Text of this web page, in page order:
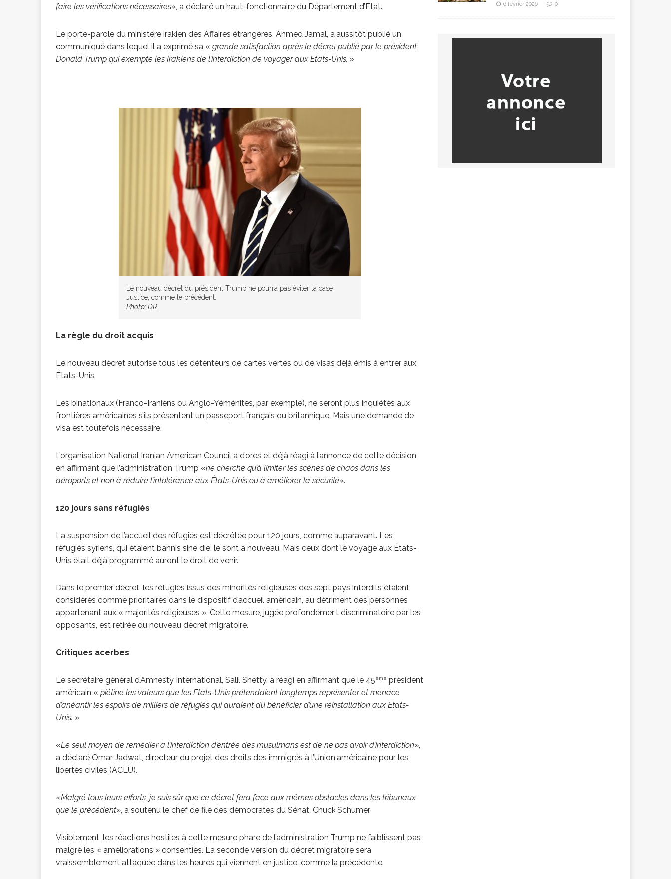
faire les vérifications nécessaires», a déclaré un haut-fonctionnaire du Département d’Etat.
Le porte-parole du ministère irakien des Affaires étrangères, Ahmed Jamal, a aussitôt publié un
communiqué dans lequel il a exprimé sa « grande satisfaction après le décret publié par le président
Donald Trump qui exempte les Irakiens de l’interdiction de voyager aux Etats-Unis. »
Le nouveau décret du président Trump ne pourra pas éviter la case
Justice, comme le précédent.
Photo: DR
La règle du droit acquis
Le nouveau décret autorise tous les détenteurs de cartes vertes ou de visas déjà émis à entrer aux
États-Unis.
Les binationaux (Franco-Iraniens ou Anglo-Yéménites, par exemple), ne seront plus inquiétés aux
frontières américaines s’ils présentent un passeport français ou britannique. Mais une demande de
visa est toutefois nécessaire.
L’organisation National Iranian American Council a d’ores et déjà réagi à l’annonce de cette décision
en affirmant que l’administration Trump «ne cherche qu’à limiter les scènes de chaos dans les
aéroports et non à réduire l’intolérance aux États-Unis ou à améliorer la sécurité».
120 jours sans réfugiés
La suspension de l’accueil des réfugiés est décrétée pour 120 jours, comme auparavant. Les
réfugiés syriens, qui étaient bannis sine die, le sont à nouveau. Mais ceux dont le voyage aux États-
Unis était déjà programmé auront le droit de venir.
Dans le premier décret, les réfugiés issus des minorités religieuses des sept pays interdits étaient
considérés comme prioritaires dans le dispositif d’accueil américain, au détriment des personnes
appartenant aux « majorités religieuses ». Cette mesure, jugée profondément discriminatoire par les
opposants, est retirée du nouveau décret migratoire.
Critiques acerbes
Le secrétaire général d’Amnesty International, Salil Shetty, a réagi en affirmant que le 45ème président
américain « piétine les valeurs que les Etats-Unis prétendaient longtemps représenter et menace
d’anéantir les espoirs de milliers de réfugiés qui auraient dû bénéficier d’une réinstallation aux Etats-
Unis. »
«Le seul moyen de remédier à l’interdiction d’entrée des musulmans est de ne pas avoir d’interdiction»,
a déclaré Omar Jadwat, directeur du projet des droits des immigrés à l’Union américaine pour les
libertés civiles (ACLU).
«Malgré tous leurs efforts, je suis sûr que ce décret fera face aux mêmes obstacles dans les tribunaux
que le précédent», a soutenu le chef de file des démocrates du Sénat, Chuck Schumer.
Visiblement, les réactions hostiles à cette mesure phare de l’administration Trump ne faiblissent pas
malgré les « améliorations » consenties. La seconde version du décret migratoire sera
vraissemblement attaquée dans les heures qui viennent en justice, comme la précédente.
6 février 2026 0